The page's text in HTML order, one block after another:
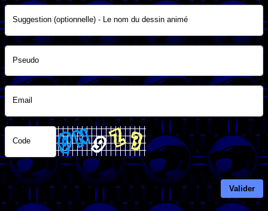
Suggestion (optionnelle) - Le nom du dessin animé
Pseudo
Email
Code
Valider